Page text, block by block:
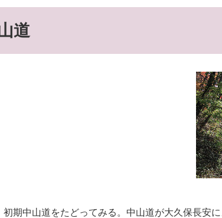
道
初期中山道をたどってみる。中山道が大久保長安